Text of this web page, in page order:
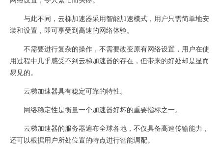
与此不同，云梯加速器采用智能加速模式，用户只需简单地安
装和设置，即可享受到高速的网络体验。
不需要进行复杂的操作，不需要改变原有网络设置，用户在使
用过程中几乎感受不到云梯加速器的存在，但带来的好处却是显而
易见的。
云梯加速器具有稳定可靠的特性。
网络稳定性是衡量一个加速器好坏的重要指标之一。
云梯加速器的服务器遍布全球各地，不仅具备高速传输能力，
还可以根据用户所处位置的特点进行智能调配。